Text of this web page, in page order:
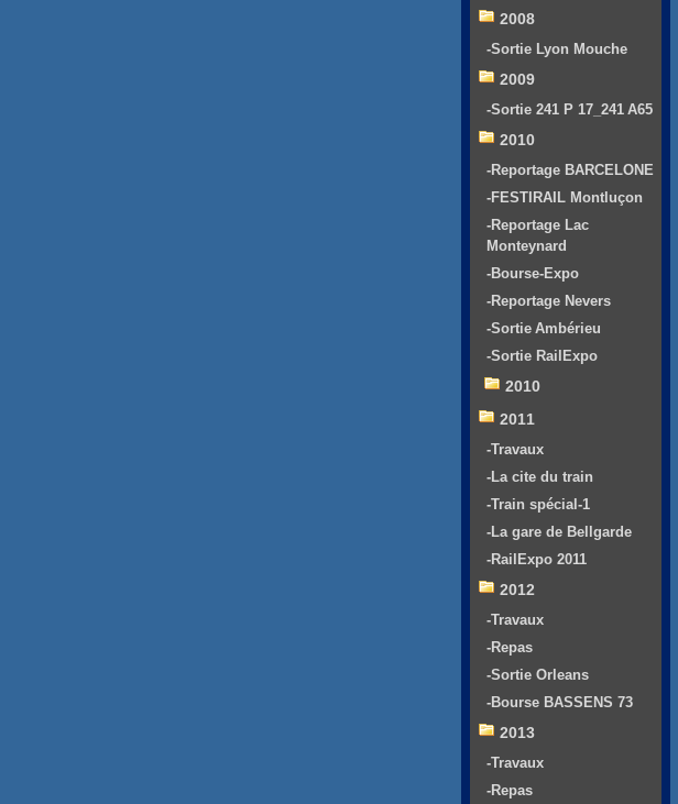
2008
-Sortie Lyon Mouche
2009
-Sortie 241 P 17_241 A65
2010
-Reportage BARCELONE
-FESTIRAIL Montluçon
-Reportage Lac
Monteynard
-Bourse-Expo
-Reportage Nevers
-Sortie Ambérieu
-Sortie RailExpo
2010
2011
-Travaux
-La cite du train
-Train spécial-1
-La gare de Bellgarde
-RailExpo 2011
2012
-Travaux
-Repas
-Sortie Orleans
-Bourse BASSENS 73
2013
-Travaux
-Repas